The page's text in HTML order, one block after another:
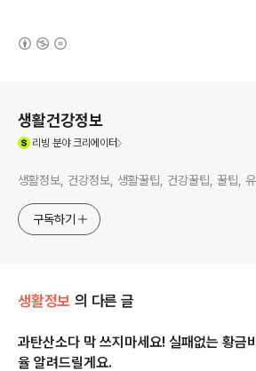
생활건강정보
리빙 분야 크리에이터
생활정보, 건강정보, 생활꿀팁, 건강꿀팁, 꿀팁,
구독하기
생활정보 의 다른 글
과탄산소다 막 쓰지마세요! 실패없는 황금비
율 알려드릴게요.